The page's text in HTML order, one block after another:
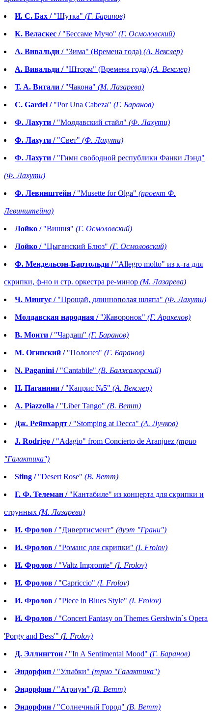
И. С. Бах /"Шутка" (Г. Баранов)
К. Веласкес /"Бессаме Мучо" (Г. Осмоловский)
А. Вивальди /"Зима" (Времена года) (А. Векслер)
А. Вивальди /"Шторм" (Времена года) (А. Векслер)
Т. А. Витали /"Чакона" (М. Лазарева)
C. Gardel /"Por Una Cabeza" (Г. Баранов)
Ф. Лахути /"Молдавский стайл" (Ф. Лахути)
Ф. Лахути /"Свет" (Ф. Лахути)
Ф. Лахути /"Гимн свободной республики Фанки Лэнд"
(Ф. Лахути)
Ф. Левинштейн /"Musette for Olga" (проект Ф.
Левинштейна)
Лойко /"Вишня" (Г. Осмоловский)
Лойко /"Цыганский Блюз" (Г. Осмоловский)
Ф. Мендельсон-Бартольди /"Аllegro molto" из к-та для
скрипки, ф-но и стр. оркестра ре-минор (М. Лазарева)
Ч. Мингус /"Прощай, длиннополая шляпа" (Ф. Лахути)
Молдавская народная /"Жаворонок" (Г. Аракелов)
В. Монти /"Чардаш" (Г. Баранов)
М. Огинский /"Полонез" (Г. Баранов)
N. Paganini /"Cantabile" (В. Балжалорский)
Н. Паганини /"Каприс №5" (А. Векслер)
A. Piazzolla /"Liber Tango" (В. Ветт)
Дж. Рейнхардт /"Stomping at Decca" (А. Лучков)
J. Rodrigo /"Adagio" from Concierto de Aranjuez (трио
"Галактика")
Sting /"Desert Rose" (В. Ветт)
Г. Ф. Телеман /"Кантабиле" из концерта для скрипки и
струнных (М. Лазарева)
И. Фролов /"Дивертисмент" (дуэт "Грани")
И. Фролов /"Романс для скрипки" (I. Frolov)
И. Фролов /"Valtz Impromte" (I. Frolov)
И. Фролов /"Capriccio" (I. Frolov)
И. Фролов /"Piece in Blues Style" (I. Frolov)
И. Фролов /"Concert Fantasy on Themes Gershwin`s Opera
'Porgy and Bess'" (I. Frolov)
Д. Эллингтон /"In A Sentimental Mood" (Г. Баранов)
Эндорфин /"Улыбки" (трио "Галактика")
Эндорфин /"Атриум" (В. Ветт)
Эндорфин /"Солнечный Город" (В. Ветт)